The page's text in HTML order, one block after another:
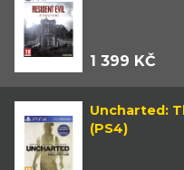
1 399 KČ
Uncharted:
(PS4)